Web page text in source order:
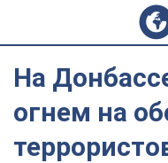
На
огнем на